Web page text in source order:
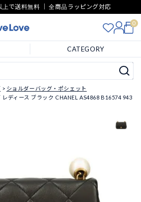
で送料無料 ｜ 全商品ラッピング対応
0
CATEGORY
ショルダーバッグ・ポシェット
ディース ブラック CHANEL AS4868 B16574 943